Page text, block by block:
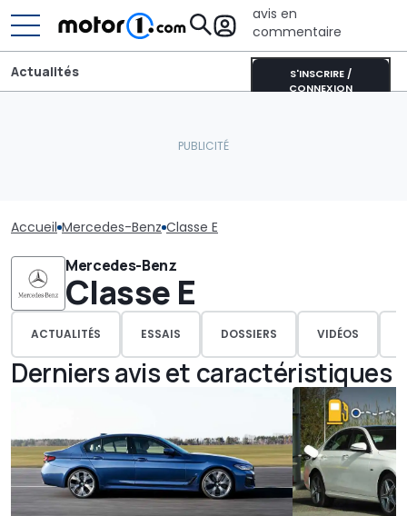
avis en
commentaire
S'INSCRIRE /
CONNEXION
Actualités
Accueil Mercedes-Benz Classe E
Mercedes-Benz
Classe E
ACTUALITÉS ESSAIS DOSSIERS VIDÉOS
Derniers avis et caractéristiques